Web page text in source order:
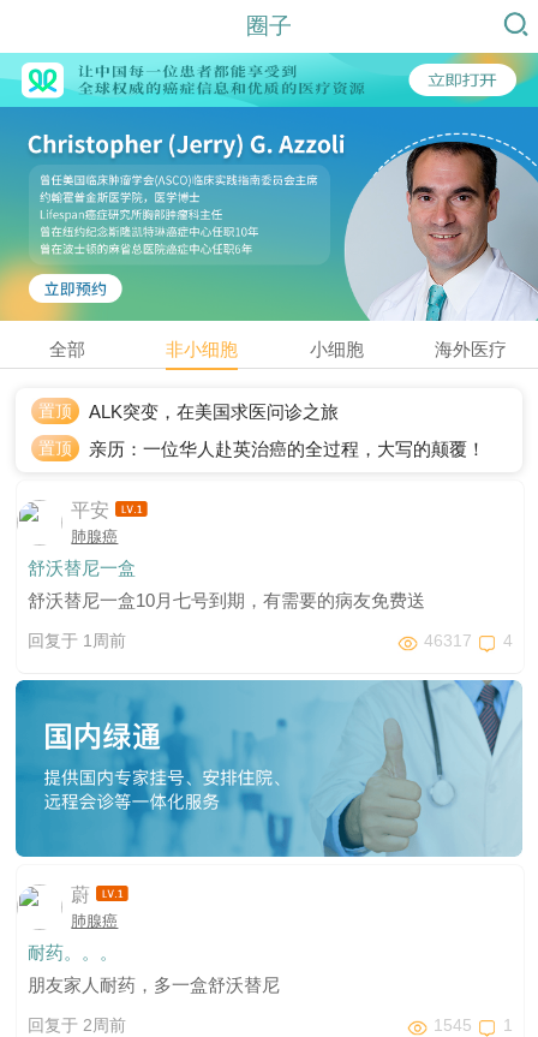
圈子
全部 非小细胞 小细胞 海外医疗
置顶 ALK突变，在美国求医问诊之旅
置顶 亲历：一位华人赴英治癌的全过程，大写的颠覆！
平安
肺腺癌
舒沃替尼一盒
舒沃替尼一盒10月七号到期，有需要的病友免费送
回复于 1周前 46317 4
蔚
肺腺癌
耐药。。。
朋友家人耐药，多一盒舒沃替尼
回复于 2周前 1545 1